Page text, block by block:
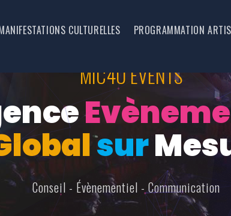
CULTURELLES PROGRAMMATION
MIC4U EVENTS
sur
Conseil - Évènementiel - Communication